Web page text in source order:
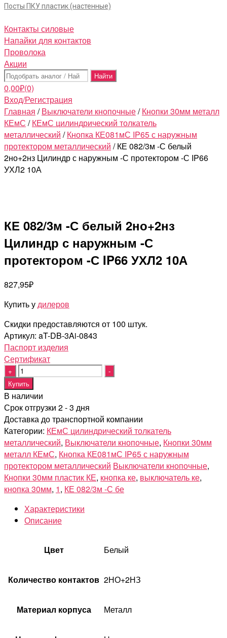
Посты ПКУ пластик (настенные)
Контакты силовые
Напайки для контактов
Проволока
Акции
Поиск:
0,00₽(0)
Вход/Регистрация
Главная /Выключатели кнопочные/Кнопки 30мм металл
КЕмС /КЕмС цилиндрический толкатель
металлический /Кнопка КЕ081мС IP65 с наружным
протектором металлический / КЕ 082/3м -С белый
2но+2нз Цилиндр с наружным -С протектором -С IP66
УХЛ2 10А
КЕ 082/3м -С белый 2но+2нз
Цилиндр с наружным -С
протектором -С IP66 УХЛ2 10А
827,95₽
Купить удилеров
Скидки предоставляются от 100 штук.
Артикул: aT-DB-3Ai-0843
Паспорт изделия
Cертификат
Quantity
Купить
В наличии
Срок отгрузки 2 - 3 дня
Доставка до транспортной компании
Категории: КЕмС цилиндрический толкатель
металлический, Выключатели кнопочные, Кнопки 30мм
металл КЕмС, Кнопка КЕ081мС IP65 с наружным
протектором металлический Выключатели кнопочные,
Кнопки 30мм пластик КЕ, кнопка ке, выключатель ке,
кнопка 30мм, 1, КЕ 082/3м -С бе
Характеристики
Описание
Цвет Белый
Количество контактов 2НО+2НЗ
Материал корпуса Металл